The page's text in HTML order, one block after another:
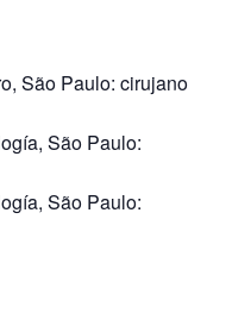
São Paulo: cirujano
São Paulo:
São Paulo: